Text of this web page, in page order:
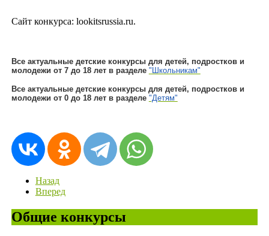
Сайт конкурса: lookitsrussia.ru.
Все актуальные детские конкурсы для детей, подростков и
молодежи от 7 до 18 лет в разделе "Школьникам"
Все актуальные детские конкурсы для детей, подростков и
молодежи от 0 до 18 лет в разделе "Детям"
Назад
Вперед
Общие конкурсы